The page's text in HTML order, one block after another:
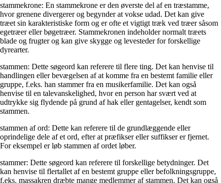
stammekrone: En stammekrone er den øverste del af en træstamme,
hvor grenene divergerer og begynder at vokse udad. Det kan give
træet sin karakteristiske form og er ofte et vigtigt træk ved træer såsom
egetræer eller bøgetræer. Stammekronen indeholder normalt træets
blade og frugter og kan give skygge og levesteder for forskellige
dyrearter.
stammen: Dette søgeord kan referere til flere ting. Det kan henvise til
handlingen eller bevægelsen af at komme fra en bestemt familie eller
gruppe, f.eks. han stammer fra en musikerfamilie. Det kan også
henvise til en talevanskelighed, hvor en person har svært ved at
udtrykke sig flydende på grund af hak eller gentagelser, kendt som
stammen.
stammen af ord: Dette kan referere til de grundlæggende eller
oprindelige dele af et ord, efter at præfikser eller suffikser er fjernet.
For eksempel er løb stammen af ordet løber.
stammer: Dette søgeord kan referere til forskellige betydninger. Det
kan henvise til flertallet af en bestemt gruppe eller befolkningsgruppe,
f.eks. massakren dræbte mange medlemmer af stammen. Det kan også